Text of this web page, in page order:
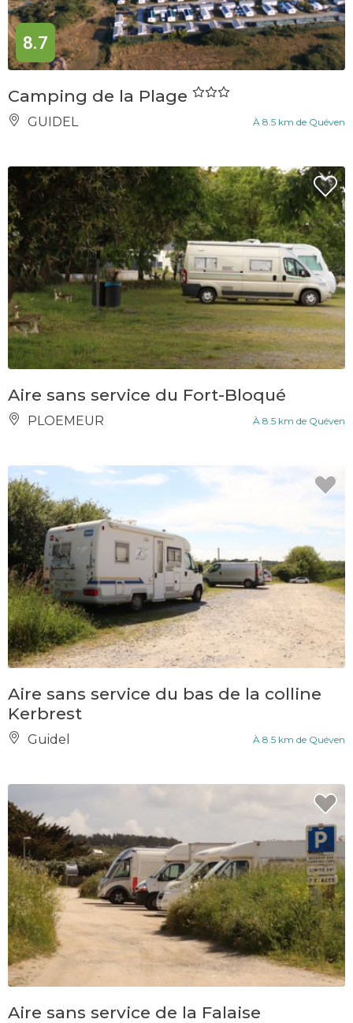
8.7
Camping de la Plage
GUIDEL À 8.5 km de Quéven
Aire sans service du Fort-Bloqué
PLOEMEUR À 8.5 km de Quéven
Aire sans service du bas de la colline
Kerbrest
Guidel À 8.5 km de Quéven
Aire sans service de la Falaise